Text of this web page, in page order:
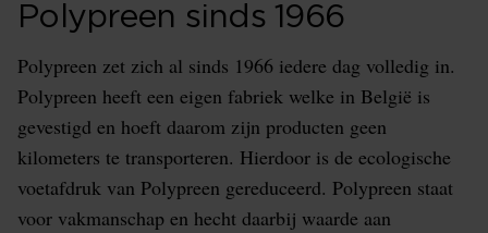
Polypreen sinds 1966
Polypreen zet zich al sinds 1966 iedere dag volledig in.
Polypreen heeft een eigen fabriek welke in België is
gevestigd en hoeft daarom zijn producten geen
kilometers te transporteren. Hierdoor is de ecologische
voetafdruk van Polypreen gereduceerd. Polypreen staat
voor vakmanschap en hecht daarbij waarde aan